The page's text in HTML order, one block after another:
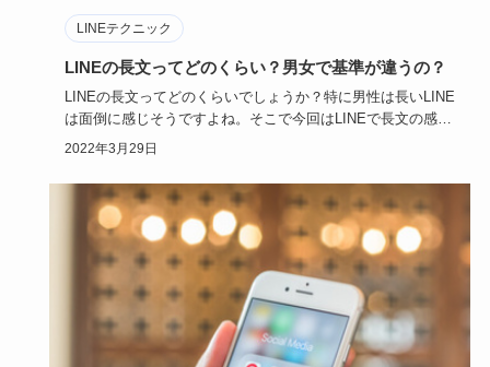
LINEテクニック
LINEの長文ってどのくらい？男女で基準が違うの？
LINEの長文ってどのくらいでしょうか？特に男性は長いLINE
は面倒に感じそうですよね。そこで今回はLINEで長文の感じ
る…
2022年3月29日